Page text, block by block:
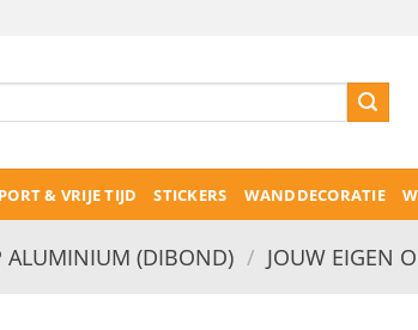
& VRIJE TIJD STICKERS WANDDECORATIE
ALUMINIUM (DIBOND) / JOUW EIGEN